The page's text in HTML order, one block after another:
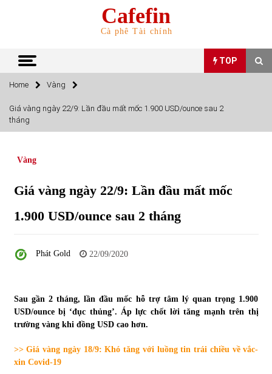
Cafefin
Cà phê Tài chính
TOP
TOP
Top 10 mặt hàng Việt Nam nhập khẩu nhiều nhất tháng
5/2022
5/2022
Tự doanh ngày 3.6.2022: CTCK mua ròng 28,7 tỷ đồng
06/06/2022
Top 10 tỷ phú giàu nhất thế giới – Bảng xếp hạng 2022
Home Vàng
Giá vàng ngày 22/9: Lần đầu mất mốc 1.900 USD/ounce sau 2
tháng
Vàng
Giá vàng ngày 22/9: Lần đầu mất mốc
1.900 USD/ounce sau 2 tháng
Phát Gold 22/09/2020
Sau gần 2 tháng, lần đầu mốc hỗ trợ tâm lý quan trọng 1.900
USD/ounce bị ‘đục thủng’. Áp lực chốt lời tăng mạnh trên thị
trường vàng khi đồng USD cao hơn.
>> Giá vàng ngày 18/9: Khó tăng với luồng tin trái chiều về vắc-
xin Covid-19